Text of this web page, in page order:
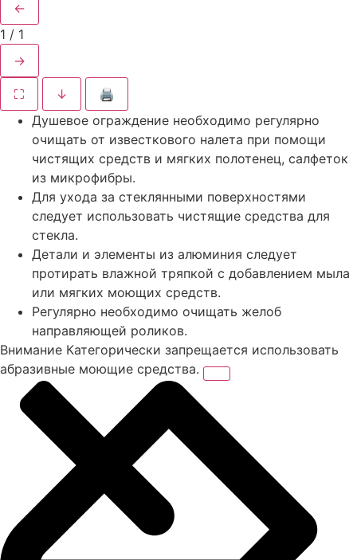
←
1 / 1
→
⛶ ↓
🖨
Душевое ограждение необходимо регулярно
очищать от известкового налета при помощи
чистящих средств и мягких полотенец, салфеток
из микрофибры.
Для ухода за стеклянными поверхностями
следует использовать чистящие средства для
стекла.
Детали и элементы из алюминия следует
протирать влажной тряпкой с добавлением мыла
или мягких моющих средств.
Регулярно необходимо очищать желоб
направляющей роликов.
Внимание Категорически запрещается использовать
абразивные моющие средства.